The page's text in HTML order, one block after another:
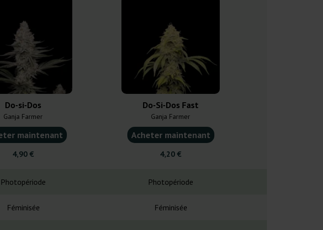
Do-si-Dos
Ganja Farmer
maintenant
4,90 €
Do-Si-Dos Fast
Ganja Farmer
Acheter maintenant
4,20 €
Photopériode Photopériode
Féminisée Féminisée